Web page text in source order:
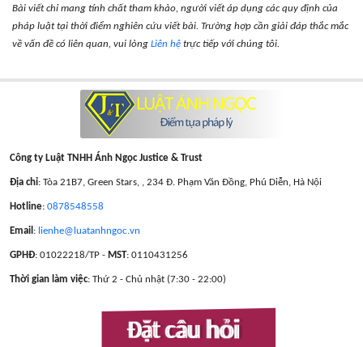
Bài viết chỉ mang tính chất tham khảo, người viết áp dụng các quy định của
pháp luật tại thời điểm nghiên cứu viết bài. Trường hợp cần giải đáp thắc mắc
về vấn đề có liên quan, vui lòng Liên hệ trực tiếp với chúng tôi.
Công ty Luật TNHH Ánh Ngọc Justice & Trust
Địa chỉ: Tòa 21B7, Green Stars, , 234 Đ. Phạm Văn Đồng, Phú Diễn, Hà Nội
Hotline: 0878548558
Email : lienhe@luatanhngoc.vn
GPHĐ: 01022218/TP - MST: 0110431256
Thời gian làm việc: Thứ 2 - Chủ nhật (7:30 - 22:00)
Đặt câu hỏi